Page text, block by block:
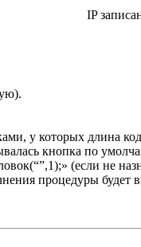
IP
у которых длина
кнопка по
(если не
процедуры будет